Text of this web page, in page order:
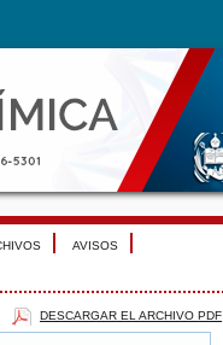
AVISOS
DESCARGAR EL ARCHIVO PDF